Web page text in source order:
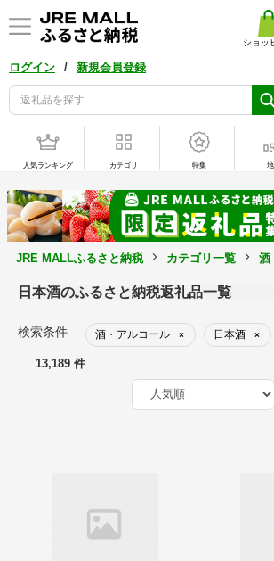
ログイン / 新規会員登録
ショッ
人気ランキング カテゴリ 特集
JRE MALLふるさと納税 カテゴリ一覧 酒
日本酒のふるさと納税返礼品一覧
検索条件 酒・アルコール × 日本酒 ×
13,189 件